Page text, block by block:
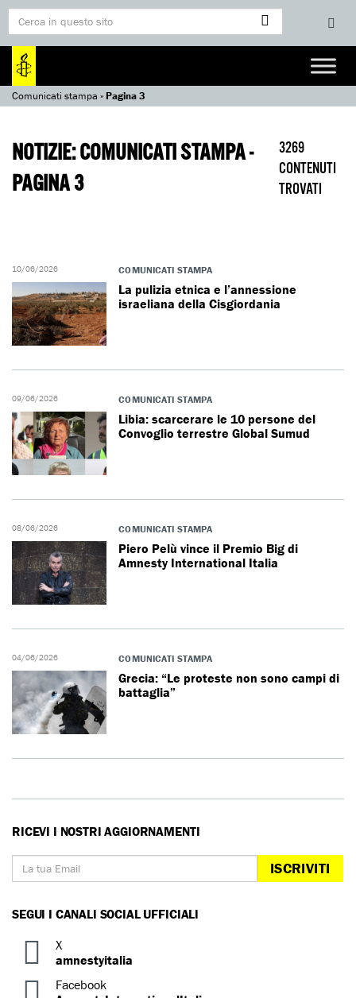
Comunicati stampa »Pagina 3
NOTIZIE: COMUNICATI STAMPA -
PAGINA 3
3269
CONTENUTI
TROVATI
10/06/2026 COMUNICATI STAMPA
La pulizia etnica e l’annessione
israeliana della Cisgiordania
09/06/2026 COMUNICATI STAMPA
Libia: scarcerare le 10 persone del
Convoglio terrestre Global Sumud
08/06/2026 COMUNICATI STAMPA
Piero Pelù vince il Premio Big di
Amnesty International Italia
04/06/2026 COMUNICATI STAMPA
Grecia: “Le proteste non sono campi di
battaglia”
RICEVI I NOSTRI AGGIORNAMENTI
ISCRIVITI
SEGUI I CANALI SOCIAL UFFICIALI
X
amnestyitalia
Facebook